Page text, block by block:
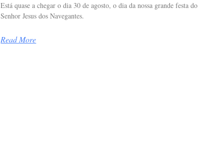
Está quase a chegar o dia 30 de agosto, o dia da nossa grande festa do
Senhor Jesus dos Navegantes.
Read More